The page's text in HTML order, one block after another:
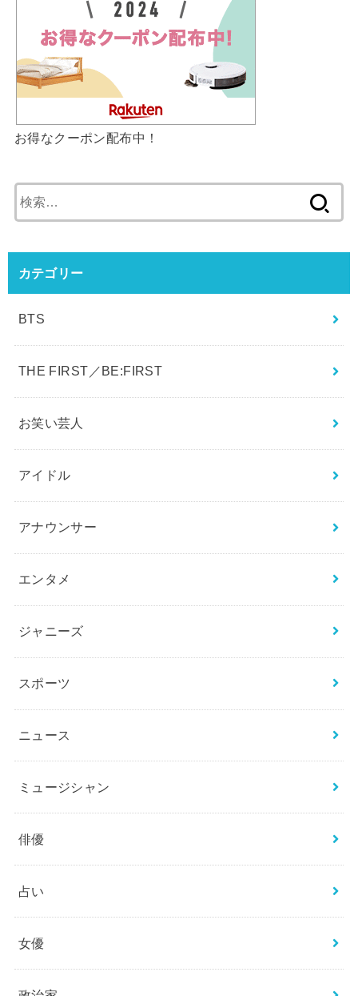
お得なクーポン配布中！
索:
カテゴリー
BTS
THE FIRST／BE:FIRST
お笑い芸人
アイドル
アナウンサー
エンタメ
ジャニーズ
スポーツ
ニュース
ミュージシャン
俳優
占い
女優